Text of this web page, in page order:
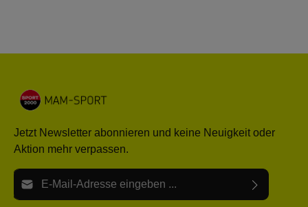
Jetzt Newsletter abonnieren und keine Neuigkeit oder
Aktion mehr verpassen.
E-Mail-Adresse*